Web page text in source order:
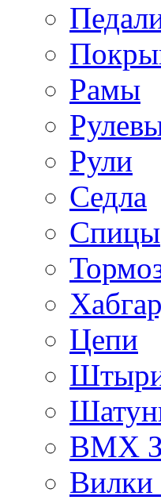
Рамы
Рули
Седла
Спицы
Цепи
BMX
Вилки